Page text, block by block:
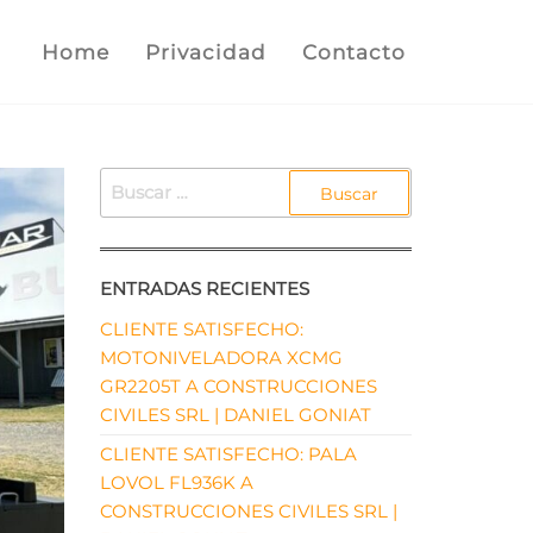
Home Privacidad Contacto
BUSCAR:
ENTRADAS RECIENTES
CLIENTE SATISFECHO:
MOTONIVELADORA XCMG
GR2205T A CONSTRUCCIONES
CIVILES SRL | DANIEL GONIAT
CLIENTE SATISFECHO: PALA
LOVOL FL936K A
CONSTRUCCIONES CIVILES SRL |